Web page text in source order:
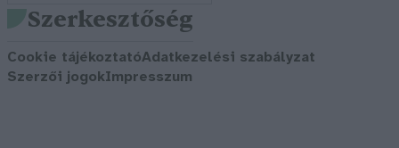
Szerkesztőség
Cookie tájékoztatóAdatkezelési szabályzat
Szerzői jogokImpresszum